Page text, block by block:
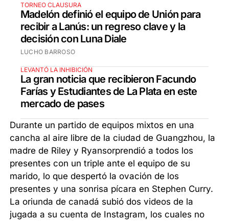
TORNEO CLAUSURA
Madelón definió el equipo de Unión para
recibir a Lanús: un regreso clave y la
decisión con Luna Diale
LUCHO BARROSO
LEVANTÓ LA INHIBICIÓN
La gran noticia que recibieron Facundo
Farías y Estudiantes de La Plata en este
mercado de pases
Durante un partido de equipos mixtos en una
cancha al aire libre de la ciudad de Guangzhou, la
madre de Riley y Ryansorprendió a todos los
presentes con un triple ante el equipo de su
marido, lo que despertó la ovación de los
presentes y una sonrisa pícara en Stephen Curry.
La oriunda de canadá subió dos videos de la
jugada a su cuenta de Instagram, los cuales no